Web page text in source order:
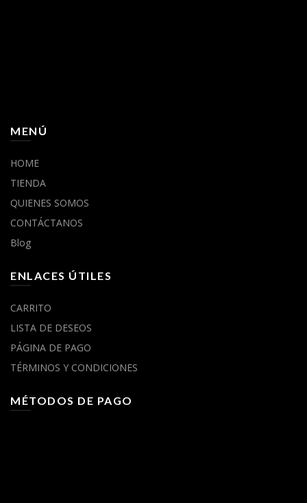
MENÚ
HOME
TIENDA
QUIENES SOMOS
CONTÁCTANOS
Blog
ENLACES ÚTILES
CARRITO
LISTA DE DESEOS
PÁGINA DE PAGO
TÉRMINOS Y CONDICIONES
MÉTODOS DE PAGO